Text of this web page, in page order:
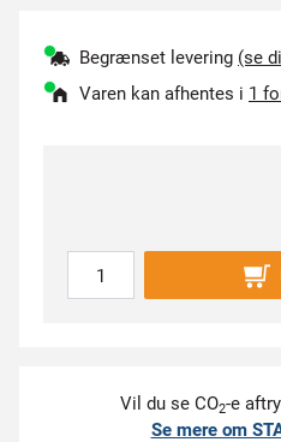
Begrænset levering (se
Varen kan afhentes i 1
Vil du se CO2-e
Se mere om